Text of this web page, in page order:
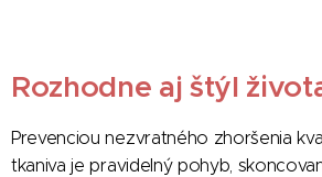
Rozhodne aj štýl
Prevenciou nezvratného zhoršenia
tkaniva je pravidelný pohyb,